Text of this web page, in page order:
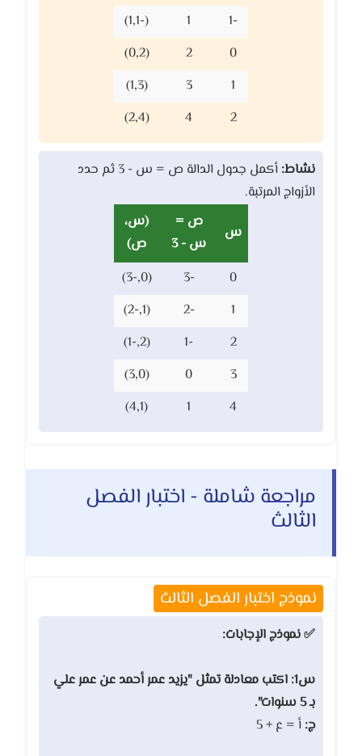
-1
1
(-1,1)
0
2
(0,2)
1
3
(1,3)
2
4
(2,4)
نشاط:
أكمل جدول الدالة ص = س - 3 ثم حدد
الأزواج المرتبة.
س
ص =
س - 3
(س،
ص)
0
-3
(0,-3)
1
-2
(1,-2)
2
-1
(2,-1)
3
0
(3,0)
4
1
(4,1)
مراجعة شاملة - اختبار الفصل
الثالث
نموذج اختبار الفصل الثالث
✅ نموذج الإجابات:
س1: اكتب معادلة تمثل "يزيد عمر أحمد عن عمر علي
بـ 5 سنوات".
ج: أ = ع + 5